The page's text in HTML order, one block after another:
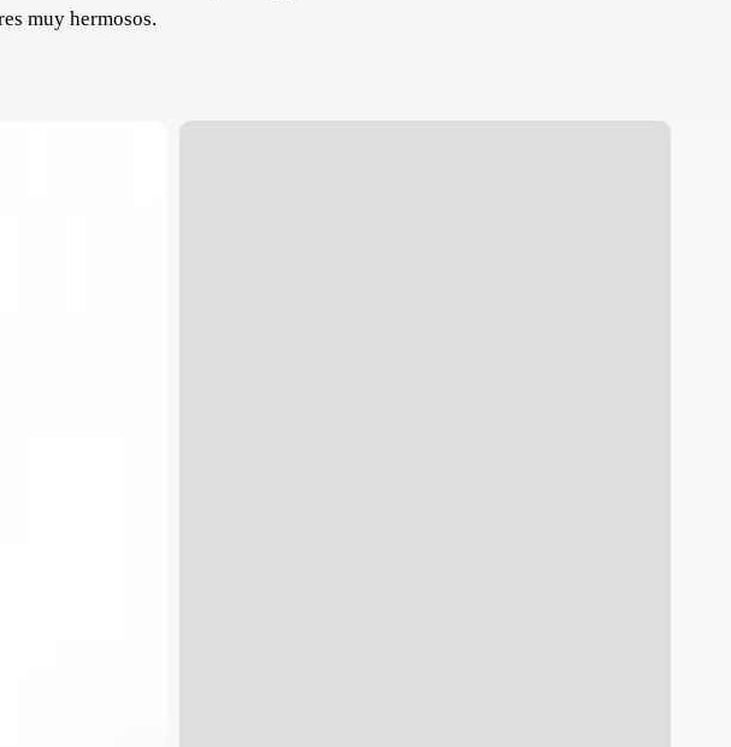
muy hermosos.